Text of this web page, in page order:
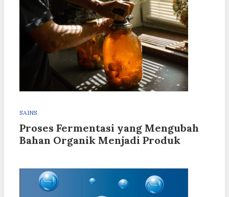
SAINS
Proses Fermentasi yang Mengubah
Bahan Organik Menjadi Produk